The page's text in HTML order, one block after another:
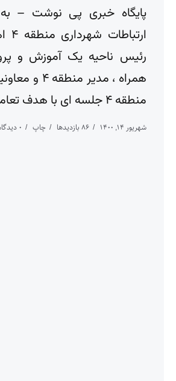
پایگاه خبری پی نوشت – به
رئیس ناحیه یک آموزش و
همراه ، مدیر
منطقه ۴ جلسه ای با هدف تعامل و ایجاد...
شهریور ۱۴, ۱۴۰۰ 86 بازدیدها چاپ 0 دیدگاه ها